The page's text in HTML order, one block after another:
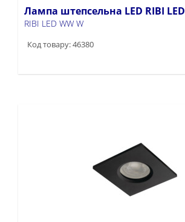
Лампа штепсельна LED RIBI LED
RIBI LED WW W
Код товару: 46380